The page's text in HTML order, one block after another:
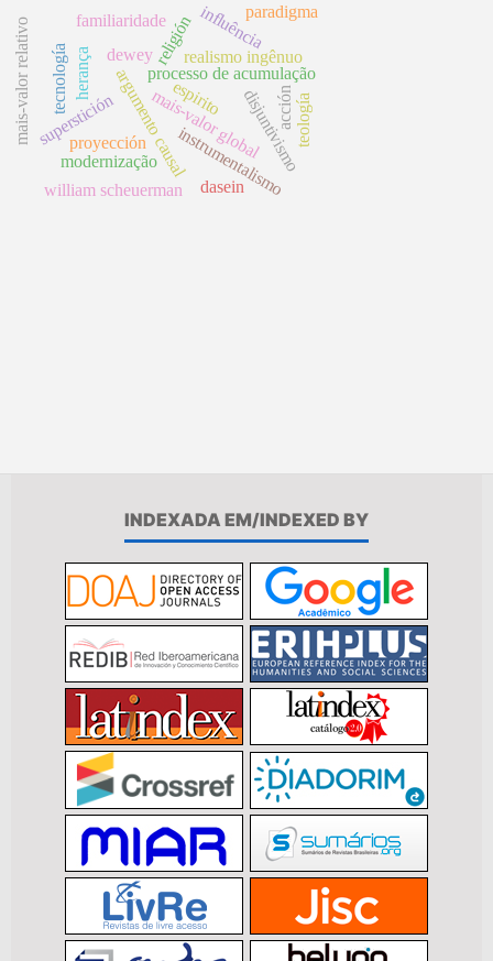
argumento causal
superstición
proyección
processo de acumulação
mais-valor global
mais-valor relativo disjuntivismo
religiónrealismo ingênuo
tecnología
instrumentalismo
dewey
teología
espirito
influência
familiaridade
william scheuerman dasein
herança
modernização
acción
paradigma
INDEXADA EM/INDEXED BY